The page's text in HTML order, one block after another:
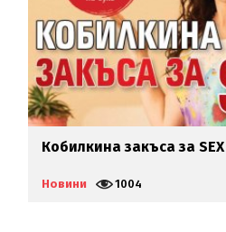
Кобилкина закъса за SEX
Новини 1004